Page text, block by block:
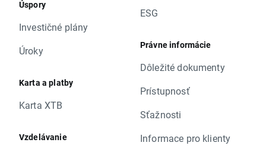
Úspory
Investičné plány
Úroky
Karta a platby
Karta XTB
Vzdelávanie
ESG
Právne informácie
Dôležité dokumenty
Prístupnosť
Sťažnosti
Informace pro klienty